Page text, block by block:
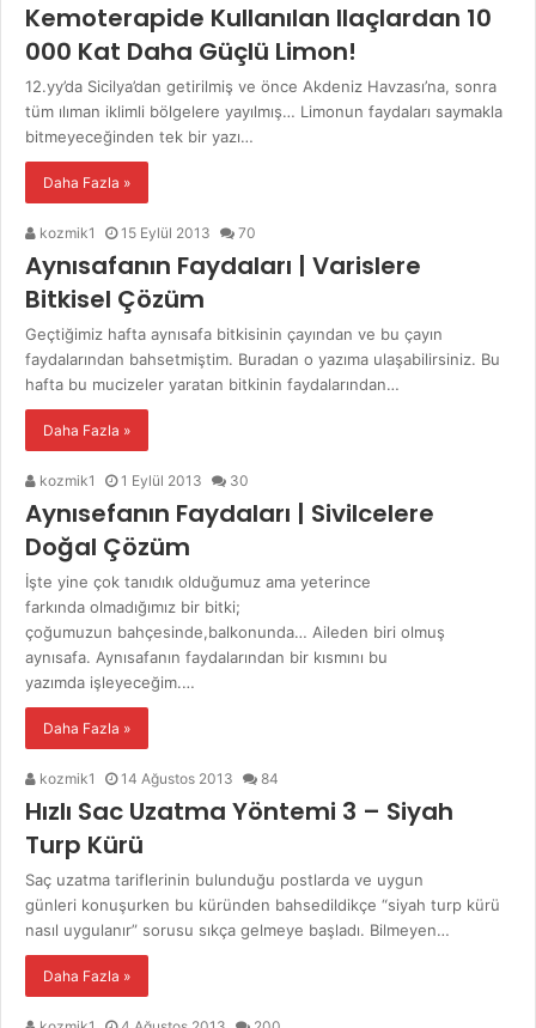
Kemoterapide Kullanılan Ilaçlardan 10
000 Kat Daha Güçlü Limon!
12.yy’da Sicilya’dan getirilmiş ve önce Akdeniz Havzası’na, sonra
tüm ılıman iklimli bölgelere yayılmış… Limonun faydaları saymakla
bitmeyeceğinden tek bir yazı…
Daha Fazla »
kozmik1 15 Eylül 2013 70
Aynısafanın Faydaları | Varislere
Bitkisel Çözüm
Geçtiğimiz hafta aynısafa bitkisinin çayından ve bu çayın
faydalarından bahsetmiştim. Buradan o yazıma ulaşabilirsiniz. Bu
hafta bu mucizeler yaratan bitkinin faydalarından…
Daha Fazla »
kozmik1 1 Eylül 2013 30
Aynısefanın Faydaları | Sivilcelere
Doğal Çözüm
İşte yine çok tanıdık olduğumuz ama yeterince
farkında olmadığımız bir bitki;
çoğumuzun bahçesinde,balkonunda… Aileden biri olmuş
aynısafa. Aynısafanın faydalarından bir kısmını bu
yazımda işleyeceğim.…
Daha Fazla »
kozmik1 14 Ağustos 2013 84
Hızlı Sac Uzatma Yöntemi 3 – Siyah
Turp Kürü
Saç uzatma tariflerinin bulunduğu postlarda ve uygun
günleri konuşurken bu küründen bahsedildikçe “siyah turp kürü
nasıl uygulanır” sorusu sıkça gelmeye başladı. Bilmeyen…
Daha Fazla »